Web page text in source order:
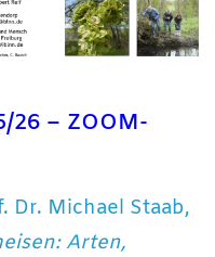
26 – ZOOM-
Dr. Michael Staab,
Arten,